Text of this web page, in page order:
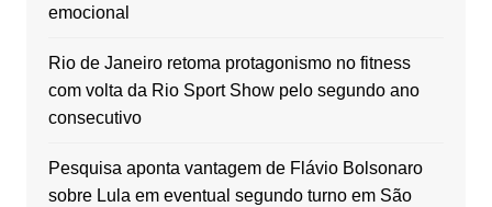
emocional
Rio de Janeiro retoma protagonismo no fitness
com volta da Rio Sport Show pelo segundo ano
consecutivo
Pesquisa aponta vantagem de Flávio Bolsonaro
sobre Lula em eventual segundo turno em São